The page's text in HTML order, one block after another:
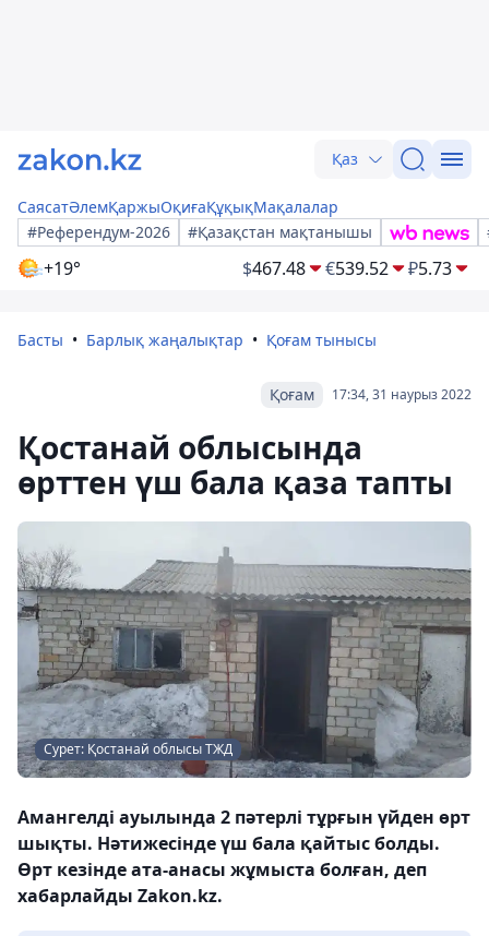
Қаз
СаясатӘлемҚаржыОқиғаҚұқықМақалалар
#Референдум-2026
#Қазақстан мақтанышы
+19° $467.48 €539.52 ₽5.73
Басты Барлық жаңалықтар Қоғам тынысы
17:34, 31 наурыз 2022
Қоғам
Қостанай облысында
өрттен үш бала қаза тапты
Сурет: Қостанай облысы ТЖД
Амангелді ауылында 2 пәтерлі тұрғын үйден өрт
шықты. Нәтижесінде үш бала қайтыс болды.
Өрт кезінде ата-анасы жұмыста болған, деп
хабарлайды Zakon.kz.